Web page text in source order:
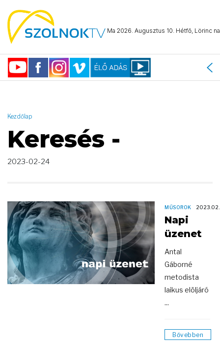
Ma 2026. Augusztus 10. Hétfő, Lörinc
"2023-02-24 23:59:59" )
Kezdőlap
Keresés -
2023-02-24
MŰSOROK
Napi
üzenet
Antal
Gáborné
metodista
laikus elöljáró
...
Bővebben